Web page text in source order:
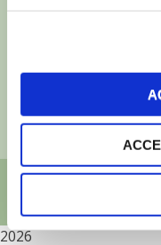
Edizioni
Reg. imp.
Capitale
2026